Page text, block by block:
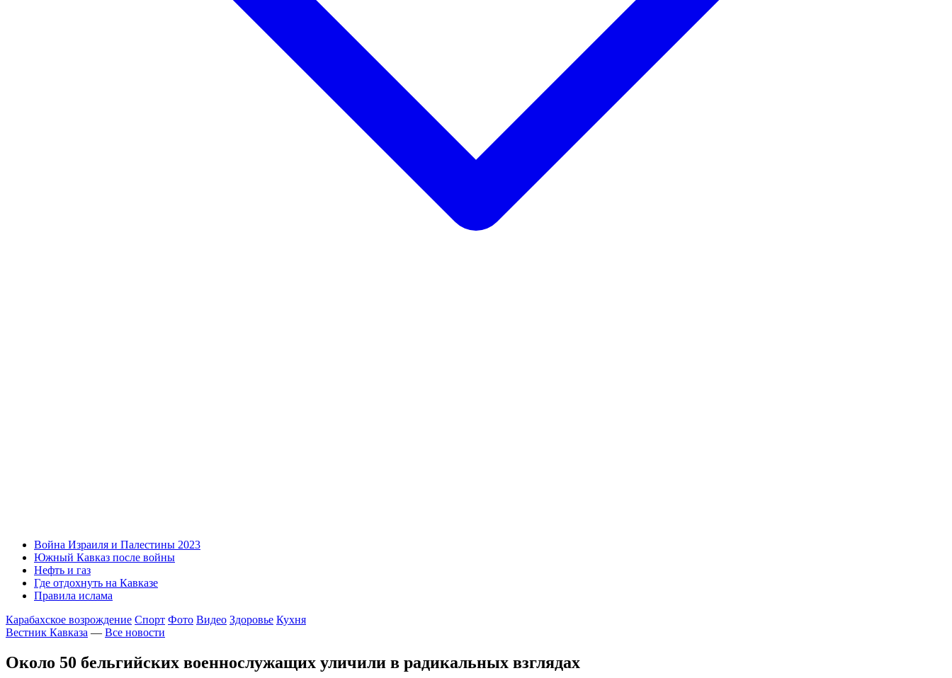
Война Израиля и Палестины 2023
Южный Кавказ после войны
Нефть и газ
Где отдохнуть на Кавказе
Правила ислама
Карабахское возрождение Спорт Фото Видео Здоровье Кухня
Вестник Кавказа — Все новости
Около 50 бельгийских военнослужащих уличили в радикальных взглядах